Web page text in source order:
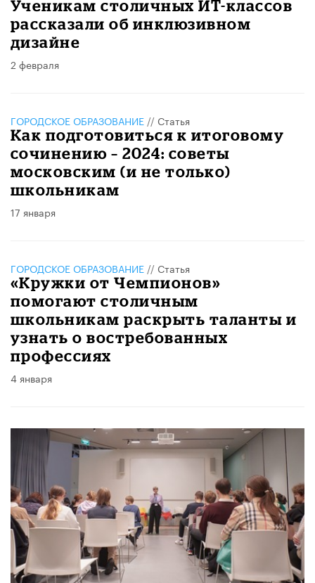
Ученикам столичных ИТ-классов
рассказали об инклюзивном
дизайне
2 февраля
ГОРОДСКОЕ ОБРАЗОВАНИЕ // Статья
Как подготовиться к итоговому
сочинению – 2024: советы
московским (и не только)
школьникам
17 января
ГОРОДСКОЕ ОБРАЗОВАНИЕ // Статья
«Кружки от Чемпионов»
помогают столичным
школьникам раскрыть таланты и
узнать о востребованных
профессиях
4 января